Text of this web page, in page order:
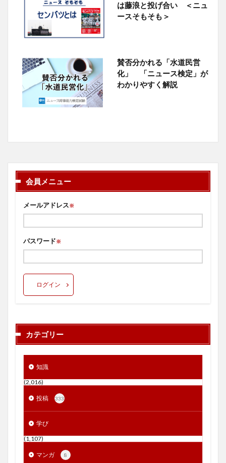
は藤浪と投げ合い ＜ニュ
ースそもそも＞
賛否分かれる「水道民営
化」 「ニュース検定」が
わかりやすく解説
会員メニュー
メールアドレス※
パスワード※
ログイン
カテゴリー
知識
(2,016)
投稿 333
学び
(1,107)
マンガ 8